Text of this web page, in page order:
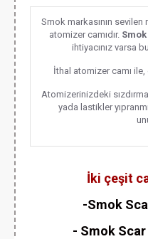
Smok markasının
atomizer camıdır.
ihtiyacınız varsa
İthal atomizer camı ile,
Atomizerinizdeki
yada lastikler
İki çeşit
-Smok
- Smok